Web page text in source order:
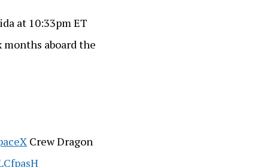
at 10:33pm ET
aboard the
Crew Dragon